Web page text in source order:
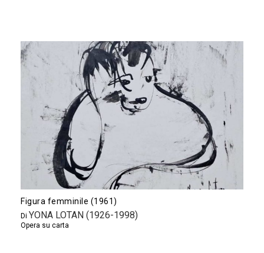
Figura femminile (1961)
Di YONA LOTAN (1926-1998)
Opera su carta